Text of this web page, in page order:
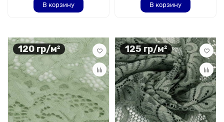
В корзину В корзину
120 гр/м² 125 гр/м²